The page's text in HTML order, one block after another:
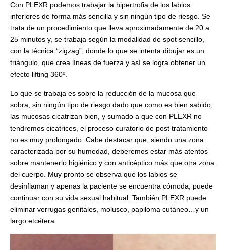
Con PLEXR podemos trabajar la hipertrofia de los labios
inferiores de forma más sencilla y sin ningún tipo de riesgo. Se
trata de un procedimiento que lleva aproximadamente de 20 a
25 minutos y, se trabaja según la modalidad de spot sencillo,
con la técnica “zigzag”, donde lo que se intenta dibujar es un
triángulo, que crea líneas de fuerza y así se logra obtener un
efecto lifting 360º.
Lo que se trabaja es sobre la reducción de la mucosa que
sobra, sin ningún tipo de riesgo dado que como es bien sabido,
las mucosas cicatrizan bien, y sumado a que con PLEXR no
tendremos cicatrices, el proceso curatorio de post tratamiento
no es muy prolongado. Cabe destacar que, siendo una zona
caracterizada por su humedad, deberemos estar más atentos
sobre mantenerlo higiénico y con anticéptico más que otra zona
del cuerpo. Muy pronto se observa que los labios se
desinflaman y apenas la paciente se encuentra cómoda, puede
continuar con su vida sexual habitual. También PLEXR puede
eliminar verrugas genitales, molusco, papiloma cutáneo…y un
largo etcétera.